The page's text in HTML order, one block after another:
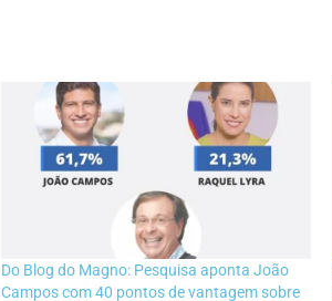
Do Blog do Magno: Pesquisa aponta João
Campos com 40 pontos de vantagem sobre